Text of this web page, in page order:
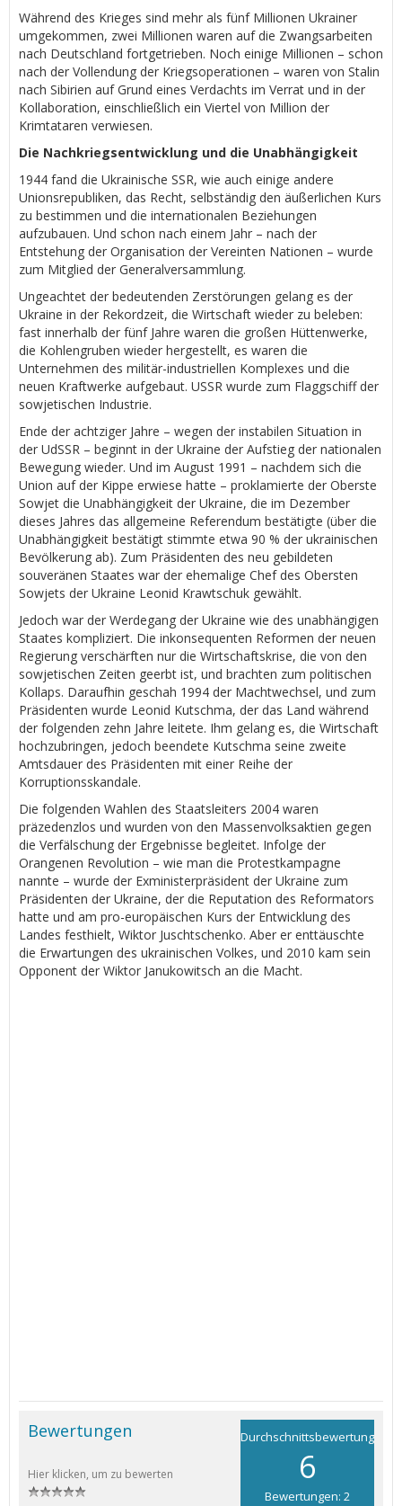
Während des Krieges sind mehr als fünf Millionen Ukrainer
umgekommen, zwei Millionen waren auf die Zwangsarbeiten
nach Deutschland fortgetrieben. Noch einige Millionen – schon
nach der Vollendung der Kriegsoperationen – waren von Stalin
nach Sibirien auf Grund eines Verdachts im Verrat und in der
Kollaboration, einschließlich ein Viertel von Million der
Krimtataren verwiesen.
Die Nachkriegsentwicklung und die Unabhängigkeit
1944 fand die Ukrainische SSR, wie auch einige andere
Unionsrepubliken, das Recht, selbständig den äußerlichen Kurs
zu bestimmen und die internationalen Beziehungen
aufzubauen. Und schon nach einem Jahr – nach der
Entstehung der Organisation der Vereinten Nationen – wurde
zum Mitglied der Generalversammlung.
Ungeachtet der bedeutenden Zerstörungen gelang es der
Ukraine in der Rekordzeit, die Wirtschaft wieder zu beleben:
fast innerhalb der fünf Jahre waren die großen Hüttenwerke,
die Kohlengruben wieder hergestellt, es waren die
Unternehmen des militär-industriellen Komplexes und die
neuen Kraftwerke aufgebaut. USSR wurde zum Flaggschiff der
sowjetischen Industrie.
Ende der achtziger Jahre – wegen der instabilen Situation in
der UdSSR – beginnt in der Ukraine der Aufstieg der nationalen
Bewegung wieder. Und im August 1991 – nachdem sich die
Union auf der Kippe erwiese hatte – proklamierte der Oberste
Sowjet die Unabhängigkeit der Ukraine, die im Dezember
dieses Jahres das allgemeine Referendum bestätigte (über die
Unabhängigkeit bestätigt stimmte etwa 90 % der ukrainischen
Bevölkerung ab). Zum Präsidenten des neu gebildeten
souveränen Staates war der ehemalige Chef des Obersten
Sowjets der Ukraine Leonid Krawtschuk gewählt.
Jedoch war der Werdegang der Ukraine wie des unabhängigen
Staates kompliziert. Die inkonsequenten Reformen der neuen
Regierung verschärften nur die Wirtschaftskrise, die von den
sowjetischen Zeiten geerbt ist, und brachten zum politischen
Kollaps. Daraufhin geschah 1994 der Machtwechsel, und zum
Präsidenten wurde Leonid Kutschma, der das Land während
der folgenden zehn Jahre leitete. Ihm gelang es, die Wirtschaft
hochzubringen, jedoch beendete Kutschma seine zweite
Amtsdauer des Präsidenten mit einer Reihe der
Korruptionsskandale.
Die folgenden Wahlen des Staatsleiters 2004 waren
präzedenzlos und wurden von den Massenvolksaktien gegen
die Verfälschung der Ergebnisse begleitet. Infolge der
Orangenen Revolution – wie man die Protestkampagne
nannte – wurde der Exministerpräsident der Ukraine zum
Präsidenten der Ukraine, der die Reputation des Reformators
hatte und am pro-europäischen Kurs der Entwicklung des
Landes festhielt, Wiktor Juschtschenko. Aber er enttäuschte
die Erwartungen des ukrainischen Volkes, und 2010 kam sein
Opponent der Wiktor Janukowitsch an die Macht.
Durchschnittsbewertung
6
Bewertungen: 2
Bewertungen
Hier klicken, um zu bewerten